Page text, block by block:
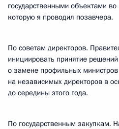
государственными объектами
которую я проводил позавчера.
По советам директоров.
инициировать принятие
о замене профильных
на независимых директоров в
до середины этого года.
По государственным закупкам.